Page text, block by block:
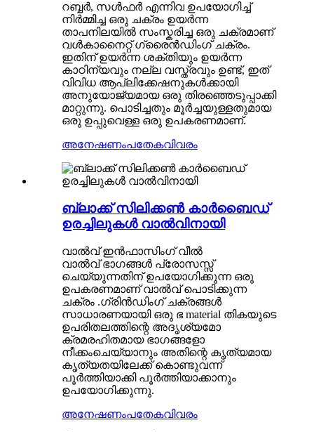
റബ്ബർ, സൾഫർ എന്നിവ ഉപയോഗിച്ച്
നിർമ്മിച്ച ഒരു ചക്രം ഉയർന്ന
താപനിലയിൽ സംസ്കരിച്ച ഒരു ചക്രമാണ്
വൾകാനൈറ്റ് ഗ്രൈൻഡിംഗ് ചക്രം.
ഇതിന് ഉയർന്ന ശക്തിയും ഉയർന്ന
കാഠിന്യവും നല്ല വസ്ത്രവും ഉണ്ട്, ഇത്
വിവിധ ആപ്ലിക്കേഷനുകൾക്കായി
അനുയോജ്യമായ ഒരു തിരഞ്ഞെടുപ്പാക്കി
മാറ്റുന്നു. പൊടിച്ചതും മൂർച്ചയുള്ളതുമായ
ഒരു ഉപ്പുവെള്ള ഒരു ഉപകരണമാണ്.
അനേഷണംപതേകവിവരം
ബ്ലാക്ക് സിലിക്കൺ കാർബൈഡ്
ഉരച്ചിലുകൾ വാൽവിനായി
വാൽവ് ഇൻഫാസിംഗ് വീൽ
വാൽവ് ഭാഗങ്ങൾ പ്രോസസ്സ്
ചെയ്യുന്നതിന് ഉപയോഗിക്കുന്ന ഒരു
ഉപകരണമാണ് വാൽവ് പൊടിക്കുന്ന
ചക്രം .ഗ്രിൻഡിംഗ് ചക്രങ്ങൾ
സാധാരണയായി ഒരു ഭ material തികയുടെ
ഉപരിതലത്തിന്റെ അദൃശ്യമോ
ക്രമരഹിതമായ ഭാഗങ്ങളോ
നീക്കംചെയ്യാനും അതിന്റെ കൃത്യമായ
കൃത്യതയിലേക്ക് കൊണ്ടുവന്ന്
പൂർത്തിയാക്കി പൂർത്തിയാക്കാനും
ഉപയോഗിക്കുന്നു.
അനേഷണംപതേകവിവരം